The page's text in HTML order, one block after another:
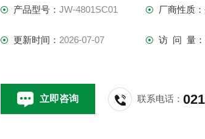
6、测试管路：4个工位，2套系统（一套系统2
立）， ；
产品型号：JW-4801SC01 厂商性质：
更新时间： 2026-07-07 访 问 量：
立即咨询 联系电话：